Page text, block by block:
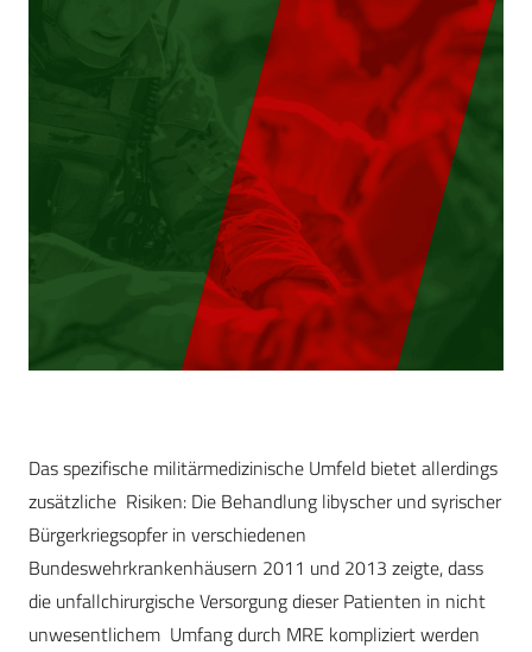
Das spezifische militärmedizinische Umfeld bietet allerdings
zusätzliche Risiken: Die Behandlung libyscher und syrischer
Bürgerkriegsopfer in verschiedenen
Bundeswehrkrankenhäusern 2011 und 2013 zeigte, dass
die unfallchirurgische Versorgung dieser Patienten in nicht
unwesentlichem Umfang durch MRE kompliziert werden